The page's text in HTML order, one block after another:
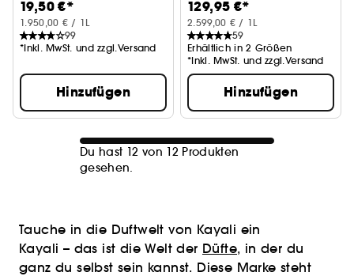
19,50 €*
1.950,00 € / 1L
99
*Inkl. MwSt. und zzgl.Versand
Hinzufügen
129,95 €*
2.599,00 € / 1L
59
Erhältlich in 2 Größen
*Inkl. MwSt. und zzgl.Versand
Hinzufügen
Du hast 12 von 12 Produkten
gesehen.
Tauche in die Duftwelt von Kayali ein
Kayali – das ist die Welt der Düfte, in der du
ganz du selbst sein kannst. Diese Marke steht